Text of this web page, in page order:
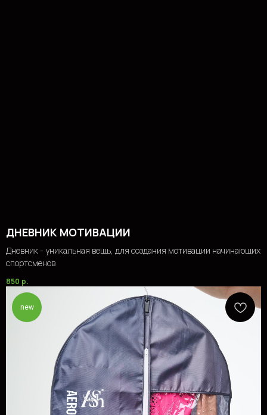
ДНЕВНИК МОТИВАЦИИ
Дневник - уникальная вещь, для создания мотивации начинающих
спортсменов
850 р.
new